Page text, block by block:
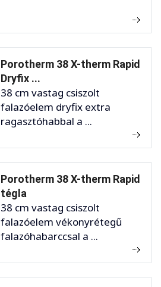
Porotherm 38 X-therm Rapid
Dryfix ...
38 cm vastag csiszolt
falazóelem dryfix extra
ragasztóhabbal a ...
Porotherm 38 X-therm Rapid
tégla
38 cm vastag csiszolt
falazóelem vékonyrétegű
falazóhabarccsal a ...